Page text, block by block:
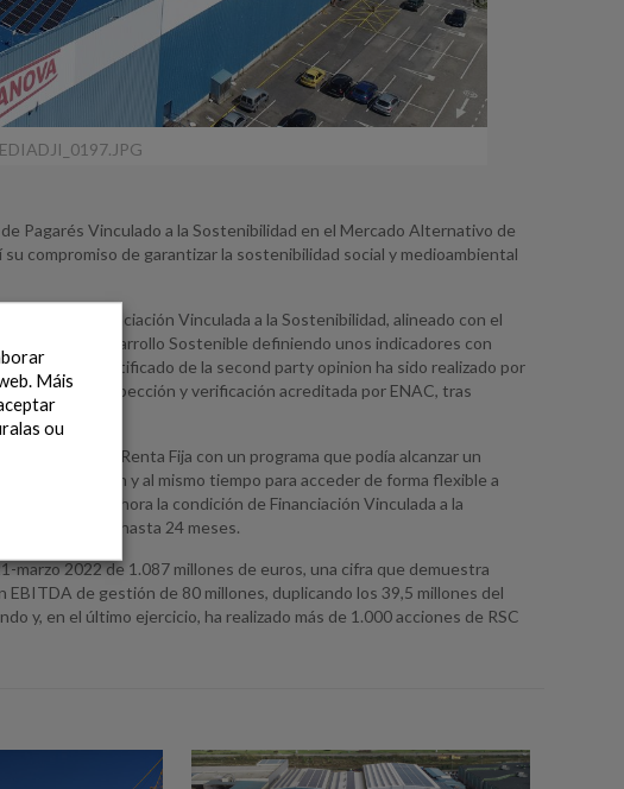
Pagarés Vinculado a la Sostenibilidad en el Mercado Alternativo de
compromiso de garantizar la sostenibilidad social y medioambiental
para la Financiación Vinculada a la Sostenibilidad, alineado con el
de Desarrollo Sostenible definiendo unos indicadores con
justo. El certificado de la second party opinion ha sido realizado por
inspección y verificación acreditada por ENAC, tras
Mercado de Renta Fija con un programa que podía alcanzar un
de financiación y al mismo tiempo para acceder de forma flexible a
ha otorgado ahora la condición de Financiación Vinculada a la
de hasta 24 meses.
marzo 2022 de 1.087 millones de euros, una cifra que demuestra
de gestión de 80 millones, duplicando los 39,5 millones del
y, en el último ejercicio, ha realizado más de 1.000 acciones de RSC
Máis
ou